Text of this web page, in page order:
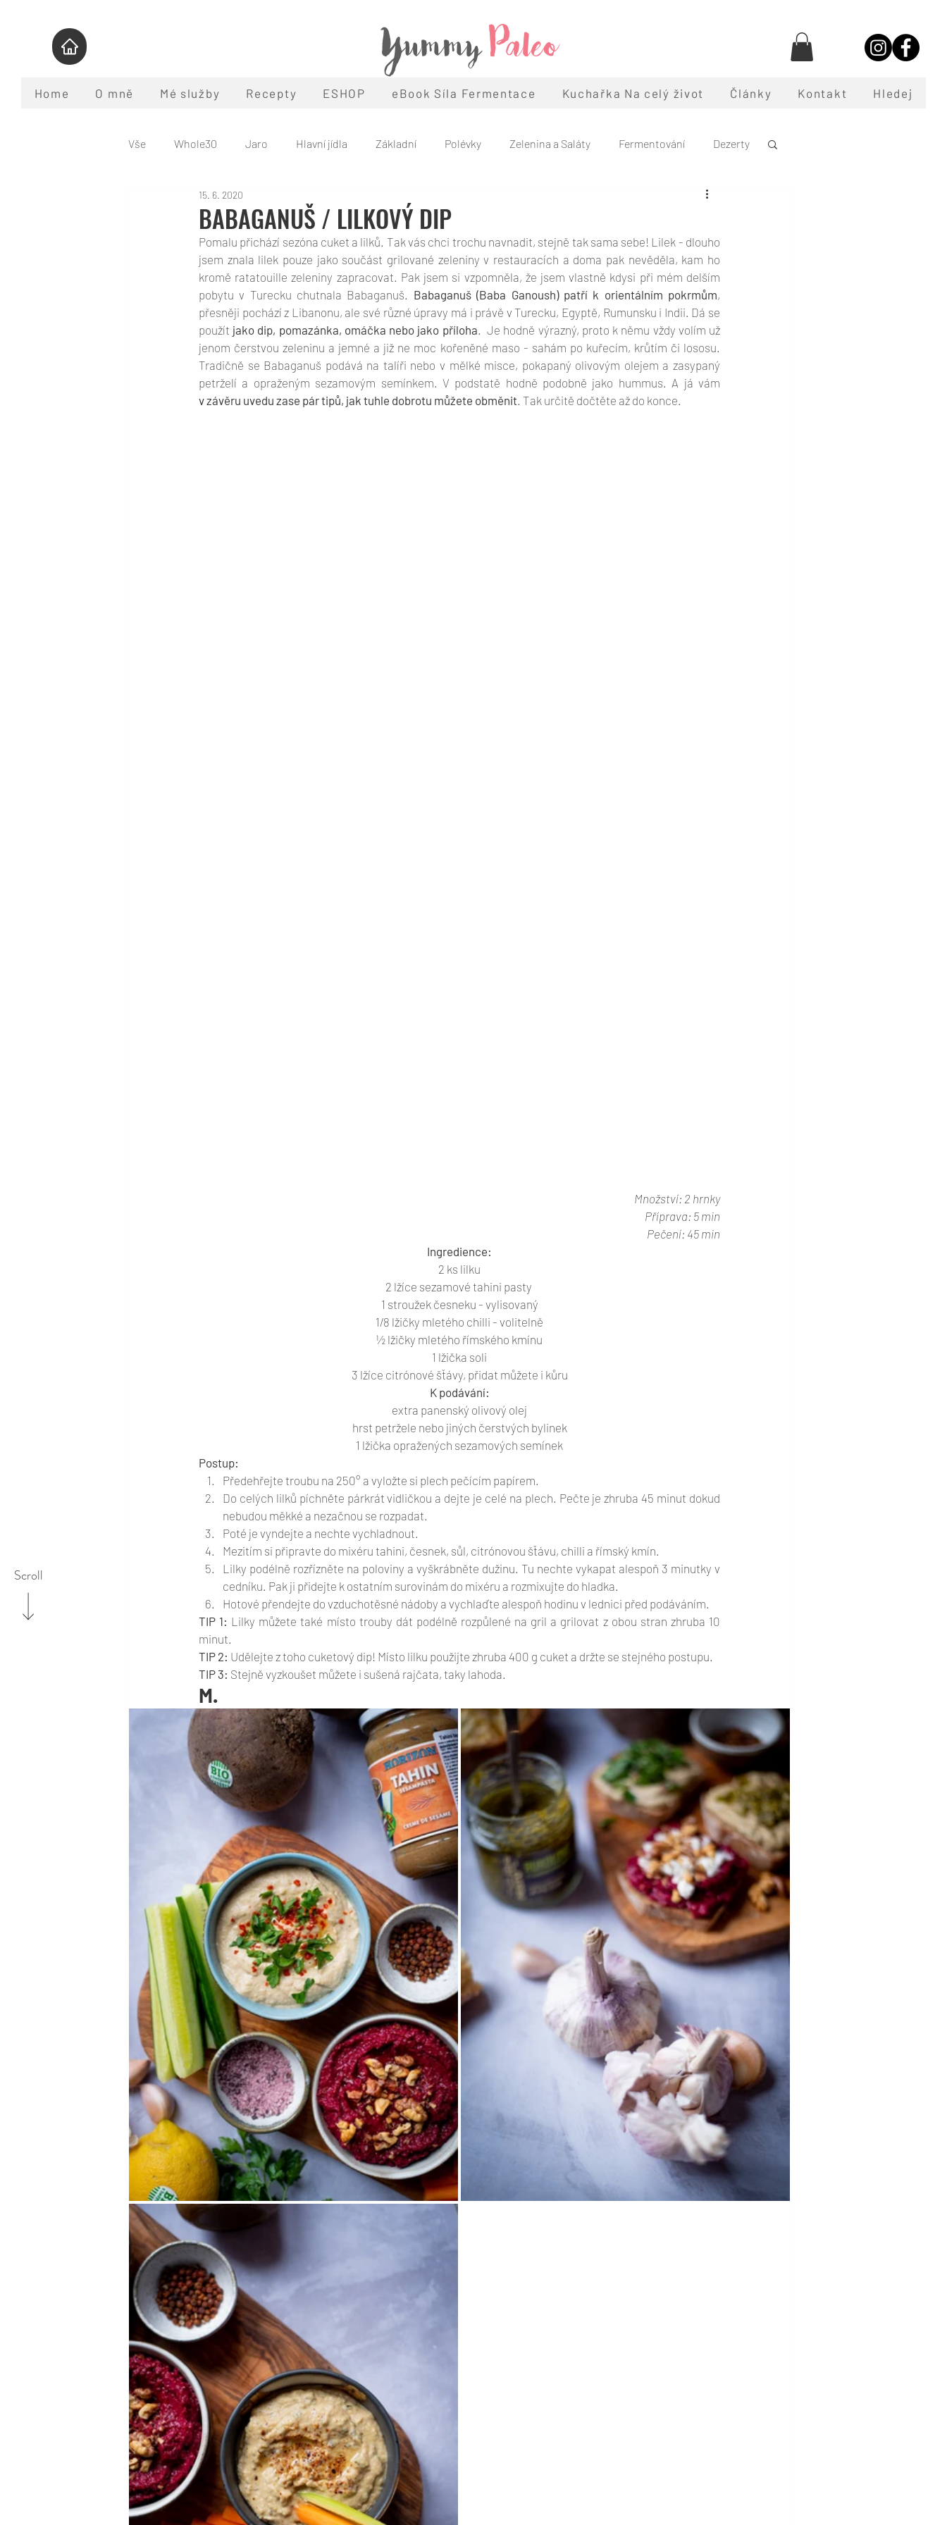
YummyPaleo
Home O mně Mé služby Recepty ESHOP eBook Síla Fermentace Kuchařka Na celý život Články Kontakt Hledej
Scroll
Vše Whole30 Jaro Hlavní jídla Základní Polévky Zelenina a Saláty Fermentování Dezerty
Pomalý hrnec
Program Whole30 Co je paleo Témata
BABAGANUŠ / LILKOVÝ DIP
15. 6. 2020
Pomalu přichází sezóna cuket a lilků. Tak vás chci trochu navnadit, stejně tak sama sebe! Lilek - dlouho
jsem znala lilek pouze jako součást grilované zeleniny v restauracích a doma pak nevěděla, kam ho
kromě ratatouille zeleniny zapracovat. Pak jsem si vzpomněla, že jsem vlastně kdysi při mém delším
pobytu v Turecku chutnala Babaganuš. Babaganuš (Baba Ganoush) patří k orientálním pokrmům,
přesněji pochází z Libanonu, ale své různé úpravy má i právě v Turecku, Egyptě, Rumunsku i Indii. Dá se
použít jako dip, pomazánka, omáčka nebo jako příloha .  Je hodně výrazný, proto k němu vždy volím už
jenom čerstvou zeleninu a jemné a již ne moc kořeněné maso - sahám po kuřecím, krůtím či lososu.
Tradičně se Babaganuš podává na talíři nebo v mělké misce, pokapaný olivovým olejem a zasypaný
v závěru uvedu zase pár tipů, jak tuhle dobrotu můžete obměnit . Tak určitě dočtěte až do konce.
Množství: 2 hrnky
Příprava: 5 min
Pečení: 45 min
Ingredience:
2 ks lilku
2 lžíce sezamové tahini pasty
1 stroužek česneku - vylisovaný
1/8 lžičky mletého chilli - volitelně
½ lžičky mletého římského kmínu
1 lžička soli
3 lžíce citrónové šťávy, přidat můžete i kůru
K podávání:
extra panenský olivový olej
hrst petržele nebo jiných čerstvých bylinek
1 lžička opražených sezamových semínek
Postup:
Předehřejte troubu na 250° a vyložte si plech pečícím papírem.
Do celých lilků píchněte párkrát vidličkou a dejte je celé na plech. Pečte je zhruba 45 minut dokud
nebudou měkké a nezačnou se rozpadat.
Poté je vyndejte a nechte vychladnout.
Mezitím si připravte do mixéru tahini, česnek, sůl, citrónovou šťávu, chilli a římský kmín.
Lilky podélně rozřízněte na poloviny a vyškrábněte dužinu. Tu nechte vykapat alespoň 3 minutky v
cedníku. Pak ji přidejte k ostatním surovinám do mixéru a rozmixujte do hladka.
Hotové přendejte do vzduchotěsné nádoby a vychlaďte alespoň hodinu v lednici před podáváním.
TIP 1: Lilky můžete také místo trouby dát podélně rozpůlené na gril a grilovat z obou stran zhruba 10
minut.
TIP 2: Udělejte z toho cuketový dip! Místo lilku použijte zhruba 400 g cuket a držte se stejného postupu.
TIP 3: Stejně vyzkoušet můžete i sušená rajčata, taky lahoda.
M.